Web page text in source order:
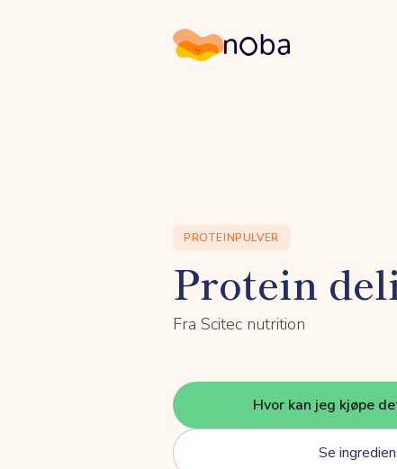
Noba
PROTEINPULVER
Protein
Fra Scitec nutrition
Hvor kan jeg kjøpe
Se